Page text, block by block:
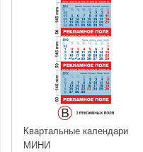
Квартальные календари
МИНИ